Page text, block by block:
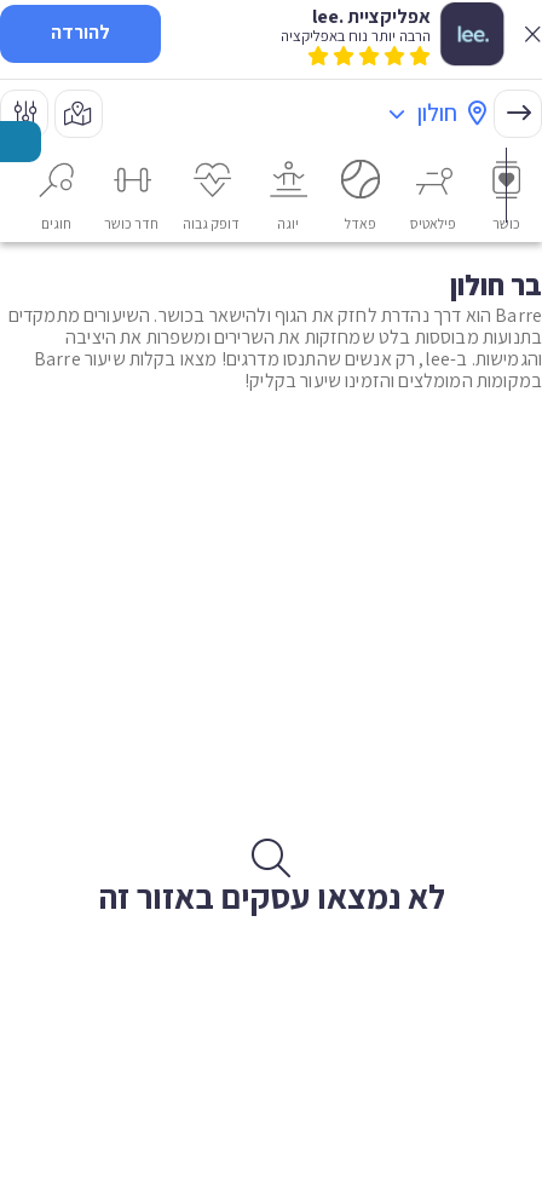
אפליקציית .lee
הרבה יותר נוח באפליקציה להורדה
חולון
כושר פילאטיס פאדל יוגה דופק גבוה חדר כושר חוגים
בר חולון
Barre הוא דרך נהדרת לחזק את הגוף ולהישאר בכושר. השיעורים מתמקדים
בתנועות מבוססות בלט שמחזקות את השרירים ומשפרות את היציבה
והגמישות. ב-lee, רק אנשים שהתנסו מדרגים! מצאו בקלות שיעור Barre
במקומות המומלצים והזמינו שיעור בקליק!
לא נמצאו עסקים באזור זה